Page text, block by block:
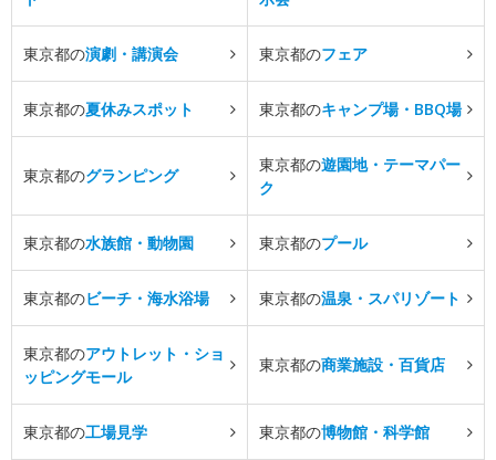
東京都の演劇・講演会 東京都のフェア
東京都の夏休みスポット 東京都のキャンプ場・BBQ場
東京都のグランピング
東京都の遊園地・テーマパー
ク
東京都の水族館・動物園 東京都のプール
東京都のビーチ・海水浴場 東京都の温泉・スパリゾート
東京都のアウトレット・ショ
ッピングモール
東京都の商業施設・百貨店
東京都の工場見学 東京都の博物館・科学館